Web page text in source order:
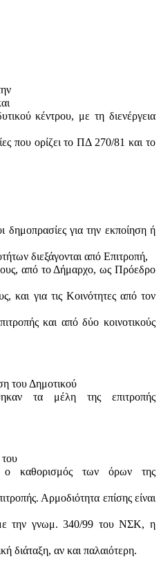
κέντρου, με τη διενέργεια
που ορίζει το ΠΔ 270/81 και το
για την εκποίηση ή
διεξάγονται από Επιτροπή,
από το Δήμαρχο, ως Πρόεδρο
και για τις Κοινότητες από τον
και από δύο κοινοτικούς
του Δημοτικού
τα μέλη της επιτροπής
καθορισμός των όρων της
Αρμοδιότητα επίσης είναι
την γνωμ. 340/99 του ΝΣΚ, η
διάταξη, αν και παλαιότερη.